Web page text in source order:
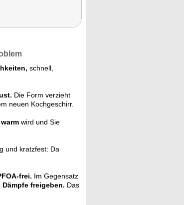
schnell,
Die Form verzieht
neuen Kochgeschirr.
wird und Sie
und kratzfest: Da
frei. Im Gegensatz
freigeben. Das